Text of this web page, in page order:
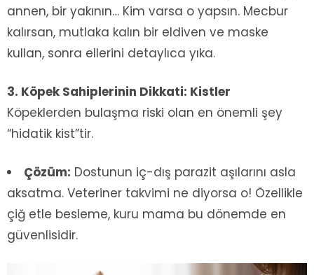
annen, bir yakının… Kim varsa o yapsın. Mecbur
kalırsan, mutlaka kalın bir eldiven ve maske
kullan, sonra ellerini detaylıca yıka.
3. Köpek Sahiplerinin Dikkati: Kistler
Köpeklerden bulaşma riski olan en önemli şey
“hidatik kist”tir.
Çözüm: Dostunun iç-dış parazit aşılarını asla
aksatma. Veteriner takvimi ne diyorsa o! Özellikle
çiğ etle besleme, kuru mama bu dönemde en
güvenlisidir.